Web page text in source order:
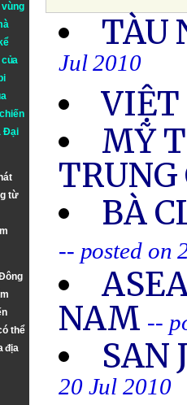
Đại
từ
thể
địa
TÀU
Jul 2010
VIỆT
MỸ
TRUNG
BÀ
-- posted on
NAM --
SAN
20 Jul 2010